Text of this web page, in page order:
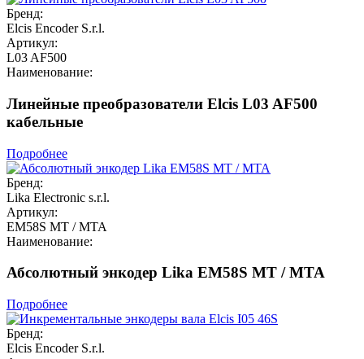
Бренд:
Elcis Encoder S.r.l.
Артикул:
L03 AF500
Наименование:
Линейные преобразователи Elcis L03 AF500
кабельные
Подробнее
Бренд:
Lika Electronic s.r.l.
Артикул:
EM58S MT / MTA
Наименование:
Абсолютный энкодер Lika EM58S MT / MTA
Подробнее
Бренд:
Elcis Encoder S.r.l.